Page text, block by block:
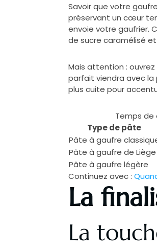
Savoir que votre
préservant un cœur
envoie votre gaufrier.
de sucre caramélisé
Mais attention :
parfait viendra avec la
plus cuite pour
Temps
Type de pâte
Pâte à gaufre
Pâte à gaufre de Liège
Pâte à gaufre légère
Continuez avec :
La
La